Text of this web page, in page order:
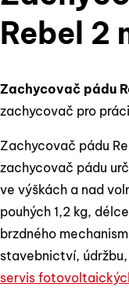
Rebel 2
Zachycovač pádu
zachycovač pro
Zachycovač pádu
zachycovač pádu
ve výškách a nad
pouhých 1,2 kg,
brzdného
stavebnictví,
servis